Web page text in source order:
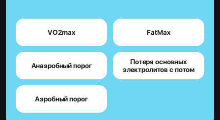
VO2max FatMax
Анаэробный порог
Потеря основных
электролитов с потом
Аэробный порог